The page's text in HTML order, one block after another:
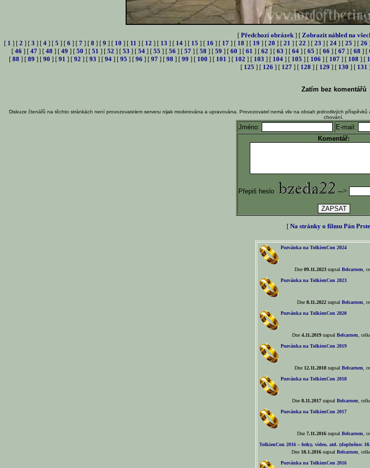
[ Předchozí obrázek ] [ Zobrazit náhled na
[ 1 ] [ 2 ] [ 3 ] [ 4 ] [ 5 ] [ 6 ] [ 7 ] [ 8 ] [ 9 ] [ 10 ] [ 11 ] [ 12 ] [ 13 ] [ 14 ] [ 15 ] [ 16 ] [ 17 ] [ 18 ] [ 19 ] [ 20 ] [ 21 ] [ 22 ] [ 23 ] [ 24 ] [ 25 ] [ 26
[ 46 ] [ 47] [ 48 ] [ 49 ] [ 50 ] [ 51 ] [ 52 ] [ 53 ] [ 54] [ 55 ] [ 56 ] [ 57] [ 58 ] [ 59 ] [ 60 ] [ 61 ] [ 62 ] [ 63 ] [ 64] [ 65 ] [ 66 ] [ 67] [ 68 ] [
[ 88 ] [ 89 ] [ 90 ] [ 91 ] [ 92 ] [ 93 ] [ 94 ] [ 95 ] [ 96 ] [ 97 ] [ 98 ] [ 99 ] [ 100 ] [ 101 ] [ 102 ] [ 103 ] [ 104 ] [ 105 ] [ 106 ] [ 107 ] [ 108 ] [
[ 125 ] [ 126 ] [ 127] [ 128 ] [ 129 ] [ 130 ] [ 131
Zatím bez komentářů
Diskuze čtenářů na těchto stránkách není provozovatelem serveru nijak moderována a upravována. Provozovatel nemá vliv na obsah jednotlivých
chování.
Jméno:
E-mail:
Komentář:
Přepiš heslo -->
[ Na stránky o filmu Pán
Pozvánka na TolkienCon 2024
Dne 09.11.2023napsal Belcarnen ,
Pozvánka na TolkienCon 2023
Dne 8.11.2022napsal Belcarnen ,
Pozvánka na TolkienCon 2020
Dne 4.11.2019napsal Belcarnen ,
Pozvánka na TolkienCon 2019
Dne 12.11.2018napsal Belcarnen ,
Pozvánka na TolkienCon 2018
Dne 8.11.2017napsal Belcarnen ,
Pozvánka na TolkienCon 2017
Dne 7.11.2016napsal Belcarnen ,
TolkienCon 2016 – fotky, video, atd. (doplněno:
Dne 18.1.2016napsal Belcarnen ,
Pozvánka na TolkienCon 2016